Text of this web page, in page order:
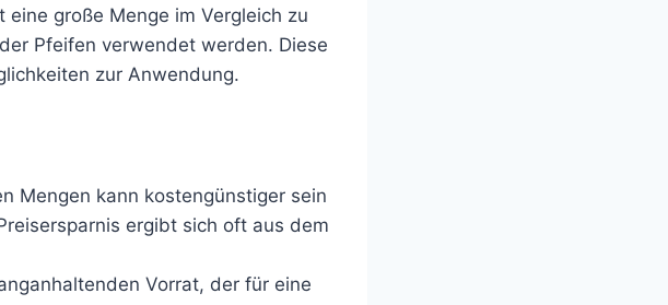
große Menge im Vergleich zu
Pfeifen verwendet werden. Diese
zur Anwendung.
Mengen kann kostengünstiger sein
ergibt sich oft aus dem
Vorrat, der für eine